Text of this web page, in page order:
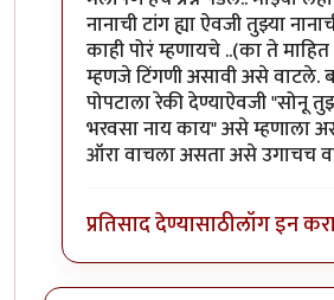
नानाची टांग ह्या ऐवजी तुझ्या
काही पोरं म्हणायचे ..(का ते माहित
म्हणजे टिंगणी असावी असे वाटले.
पोपटाला रेकी देण्याऐवजी "सोनू
भरवसा नाय काय" असे म्हणाला
ऑरा वाचला असता असे उगाचच
प्रतिसाद देण्यासाठीलॉग इन